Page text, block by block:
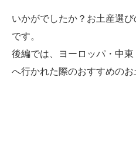
いかがでしたか？お土産選
です。
後編では、ヨーロッパ・中
へ行かれた際のおすすめのお